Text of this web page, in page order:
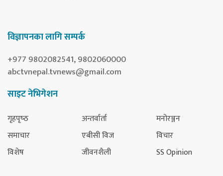
विज्ञापनका लागि सम्पर्क
+977 9802082541, 9802060000
abctvnepal.tvnews@gmail.com
साइट नेभिगेशन
गृहपृष्‍ठ
समाचार
विशेष
अन्तर्वार्ता
एबीसी विज
जीवनशैली
मनोरञ्जन
विचार
SS Opinion